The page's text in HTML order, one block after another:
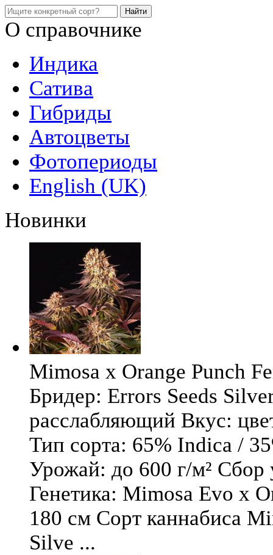
О справочнике
Индика
Сатива
Гибриды
Автоцветы
Фотопериоды
English (UK)
Новинки
Mimosa x Orange Punch
Бридер: Errors Seeds
расслабляющий Вкус:
Тип сорта: 65% Indica /
Урожай: до 600 г/м² Сбор
Генетика: Mimosa Evo x
180 см Сорт каннабиса
Silve ...